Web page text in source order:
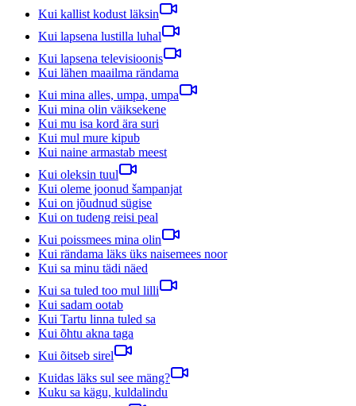
Kui kallist kodust läksin
Kui lapsena lustilla luhal
Kui lapsena televisioonis
Kui lähen maailma rändama
Kui mina alles, umpa, umpa
Kui mina olin väiksekene
Kui mu isa kord ära suri
Kui mul mure kipub
Kui naine armastab meest
Kui oleksin tuul
Kui oleme joonud šampanjat
Kui on jõudnud sügise
Kui on tudeng reisi peal
Kui poissmees mina olin
Kui rändama läks üks naisemees noor
Kui sa minu tädi näed
Kui sa tuled too mul lilli
Kui sadam ootab
Kui Tartu linna tuled sa
Kui õhtu akna taga
Kui õitseb sirel
Kuidas läks sul see mäng?
Kuku sa kägu, kuldalindu